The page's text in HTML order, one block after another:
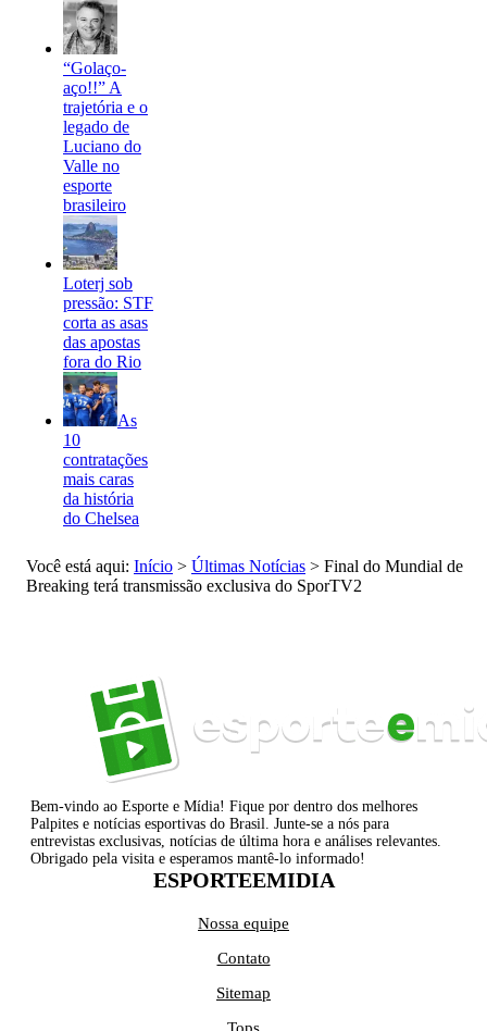
“Golaço-
aço!!” A
trajetória e o
legado de
Luciano do
Valle no
esporte
brasileiro
Loterj sob
pressão: STF
corta as asas
das apostas
fora do Rio
As
10
contratações
mais caras
da história
do Chelsea
Você está aqui: Início > Últimas Notícias > Final do Mundial de
Breaking terá transmissão exclusiva do SporTV2
Bem-vindo ao Esporte e Mídia! Fique por dentro dos melhores
Palpites e notícias esportivas do Brasil. Junte-se a nós para
entrevistas exclusivas, notícias de última hora e análises relevantes.
Obrigado pela visita e esperamos mantê-lo informado!
ESPORTEEMIDIA
Nossa equipe
Contato
Sitemap